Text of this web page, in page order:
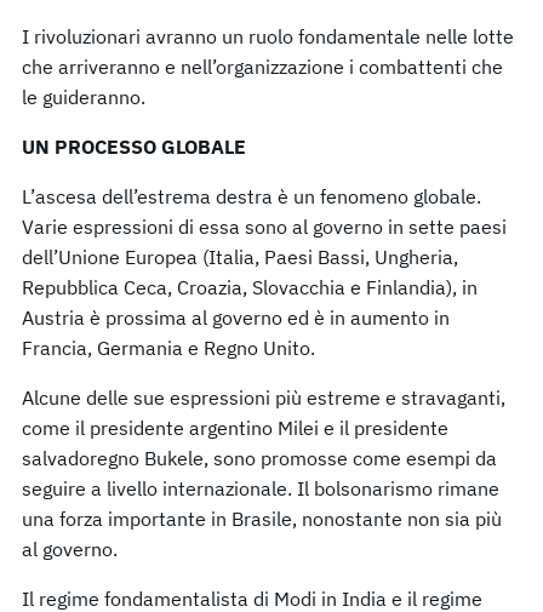
I rivoluzionari avranno un ruolo fondamentale nelle lotte
che arriveranno e nell’organizzazione i combattenti che
le guideranno.
UN PROCESSO GLOBALE
L’ascesa dell’estrema destra è un fenomeno globale.
Varie espressioni di essa sono al governo in sette paesi
dell’Unione Europea (Italia, Paesi Bassi, Ungheria,
Repubblica Ceca, Croazia, Slovacchia e Finlandia), in
Austria è prossima al governo ed è in aumento in
Francia, Germania e Regno Unito.
Alcune delle sue espressioni più estreme e stravaganti,
come il presidente argentino Milei e il presidente
salvadoregno Bukele, sono promosse come esempi da
seguire a livello internazionale. Il bolsonarismo rimane
una forza importante in Brasile, nonostante non sia più
al governo.
Il regime fondamentalista di Modi in India e il regime